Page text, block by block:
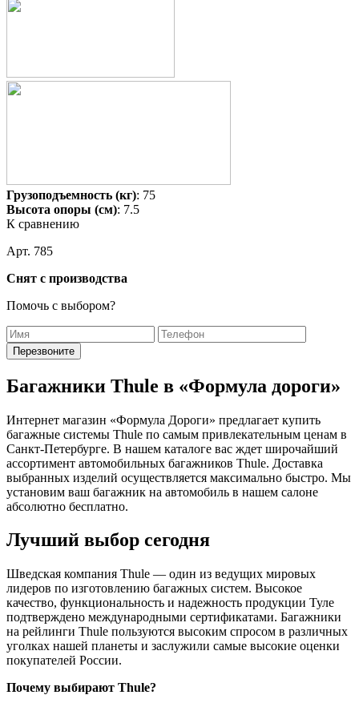
Грузоподъемность (кг): 75
Высота опоры (см): 7.5
К сравнению
Арт. 785
Снят с производства
Помочь с выбором?
Багажники Thule в «Формула дороги»
Интернет магазин «Формула Дороги» предлагает купить
багажные системы Thule по самым привлекательным ценам в
Санкт-Петербурге. В нашем каталоге вас ждет широчайший
ассортимент автомобильных багажников Thule. Доставка
выбранных изделий осуществляется максимально быстро. Мы
установим ваш багажник на автомобиль в нашем салоне
абсолютно бесплатно.
Лучший выбор сегодня
Шведская компания Thule — один из ведущих мировых
лидеров по изготовлению багажных систем. Высокое
качество, функциональность и надежность продукции Туле
подтверждено международными сертификатами. Багажники
на рейлинги Thule пользуются высоким спросом в различных
уголках нашей планеты и заслужили самые высокие оценки
покупателей России.
Почему выбирают Thule?